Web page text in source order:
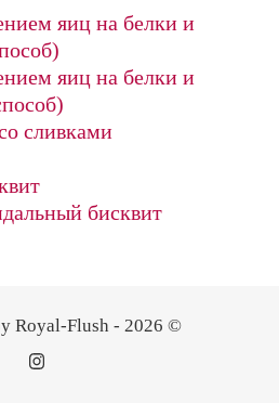
яиц на белки и
яиц на белки и
сливками
бисквит
Royal-Flush - 2026 ©